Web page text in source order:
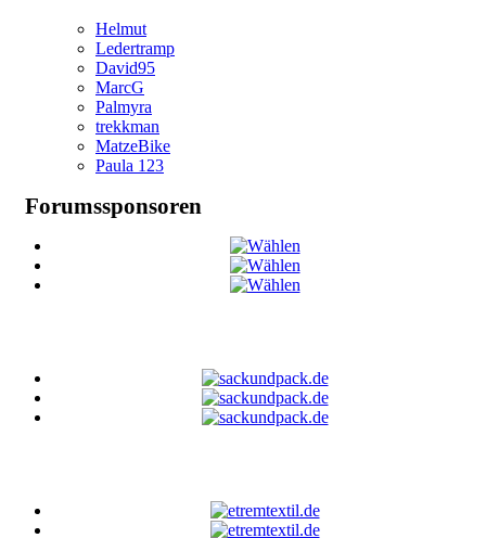
Helmut
Ledertramp
David95
MarcG
Palmyra
trekkman
MatzeBike
Paula 123
Forumssponsoren